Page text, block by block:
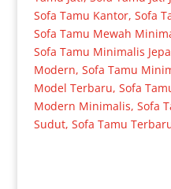
Sofa Tamu Kantor, Sofa
Sofa Tamu Mewah
Sofa Tamu Minimalis
Modern, Sofa Tamu
Model Terbaru, Sofa
Modern Minimalis, Sofa
Sudut, Sofa Tamu